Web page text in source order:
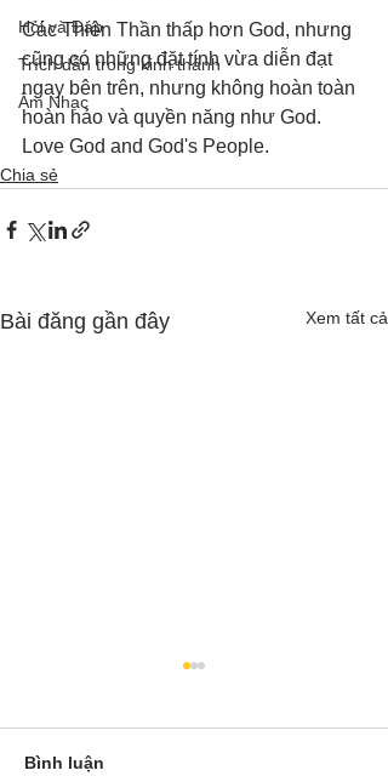
Hỏi và Đáp
Trích dẫn trong kinh thánh
Âm Nhạc
Các Thiên Thần thấp hơn God, nhưng
cũng có những đặt tính vừa diễn đạt
ngay bên trên, nhưng không hoàn toàn
hoàn hảo và quyền năng như God.
Love God and God's People.
Chia sẻ
Bài đăng gần đây Xem tất cả
Bình luận